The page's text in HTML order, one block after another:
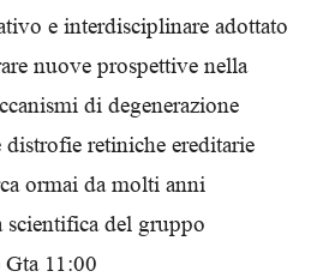
e interdisciplinare adottato
nuove prospettive nella
di degenerazione
distrofie retiniche ereditarie
ormai da molti anni
scientifica del gruppo
11:00